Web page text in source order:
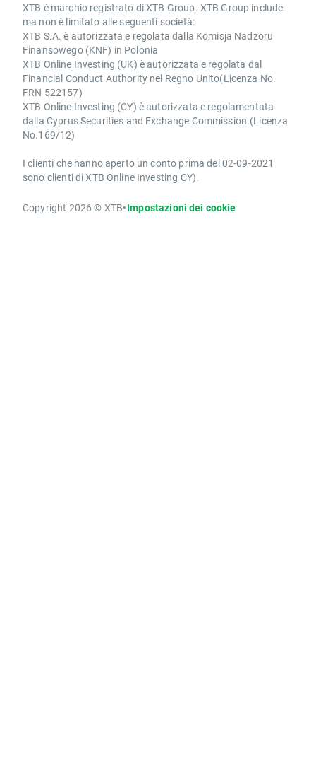
XTB è marchio registrato di XTB Group. XTB Group include
ma non è limitato alle seguenti società:
XTB S.A. è autorizzata e regolata dalla Komisja Nadzoru
Finansowego (KNF) in Polonia
XTB Online Investing (UK) è autorizzata e regolata dal
Financial Conduct Authority nel Regno Unito(Licenza No.
FRN 522157)
XTB Online Investing (CY) è autorizzata e regolamentata
dalla Cyprus Securities and Exchange Commission.(Licenza
No.169/12)
I clienti che hanno aperto un conto prima del 02-09-2021
sono clienti di XTB Online Investing CY).
Copyright 2026 © XTB•Impostazioni dei cookie